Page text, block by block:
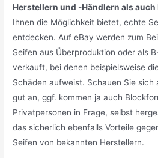
Herstellern und -Händlern als
Ihnen die Möglichkeit bietet, echte
entdecken. Auf eBay werden zum
Seifen aus Überproduktion oder als
verkauft, bei denen beispielsweise
Schäden aufweist. Schauen Sie sich
gut an, ggf. kommen ja auch
Privatpersonen in Frage, selbst
das sicherlich ebenfalls Vorteile
Seifen von bekannten Herstellern.